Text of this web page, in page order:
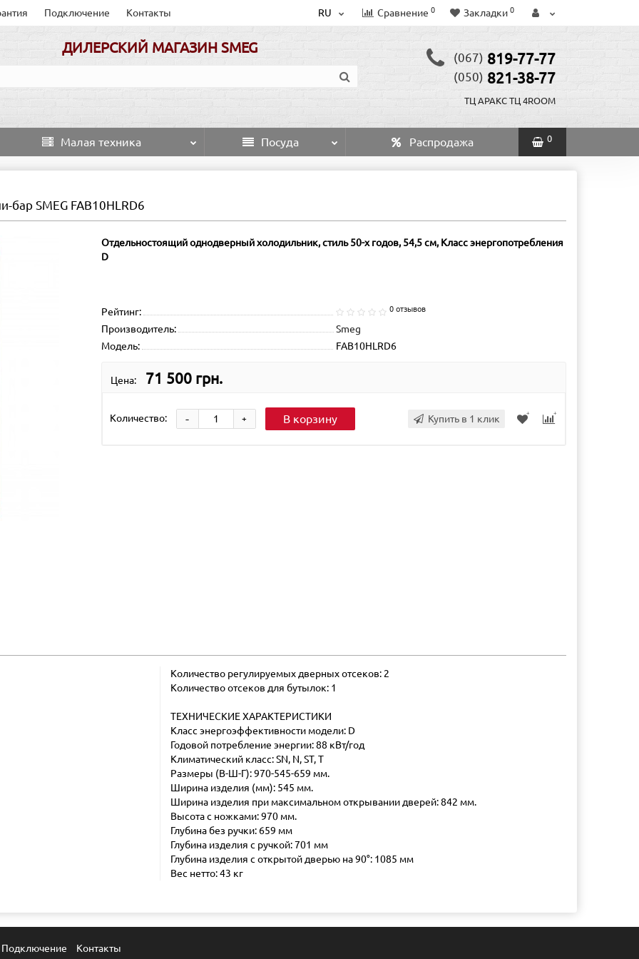
Подключение Контакты RU Сравнение 0 Закладки 0
ДИЛЕРСКИЙ МАГАЗИН SMEG
(067) 819-77-77
(050) 821-38-77
ТЦ АРАКС ТЦ 4ROOM
Малая техника Посуда Распродажа 0
бар SMEG FAB10HLRD6
Отдельностоящий однодверный холодильник, стиль 50-х годов, 54,5 см, Класс энергопотребления
D
Рейтинг: 0 отзывов
Производитель:
Smeg
Модель:
FAB10HLRD6
Цена: 71 500 грн.
Количество: +
- В корзину Купить в 1 клик
Количество регулируемых дверных отсеков: 2
Количество отсеков для бутылок: 1
ТЕХНИЧЕСКИЕ ХАРАКТЕРИСТИКИ
Класс энергоэффективности модели: D
Годовой потребление энергии: 88 кВт/год
Климатический класс: SN, N, ST, T
Размеры (В-Ш-Г): 970-545-659 мм.
Ширина изделия (мм): 545 мм.
Ширина изделия при максимальном открывании дверей: 842 мм.
Высота с ножками: 970 мм.
Глубина без ручки: 659 мм
Глубина изделия с ручкой: 701 мм
Глубина изделия с открытой дверью на 90°: 1085 мм
Вес нетто: 43 кг
Подключение Контакты